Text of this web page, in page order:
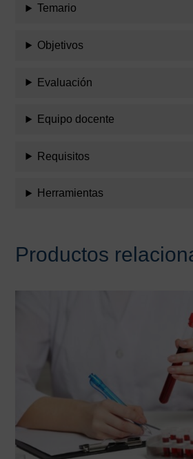
Temario
Objetivos
Evaluación
Equipo docente
Requisitos
Herramientas
Productos